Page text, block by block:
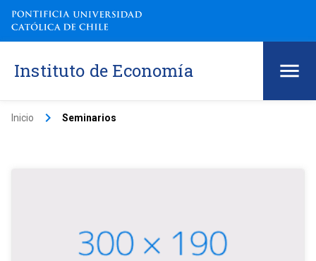
Instituto de Economía
Inicio keyboard_arrow_right Seminarios